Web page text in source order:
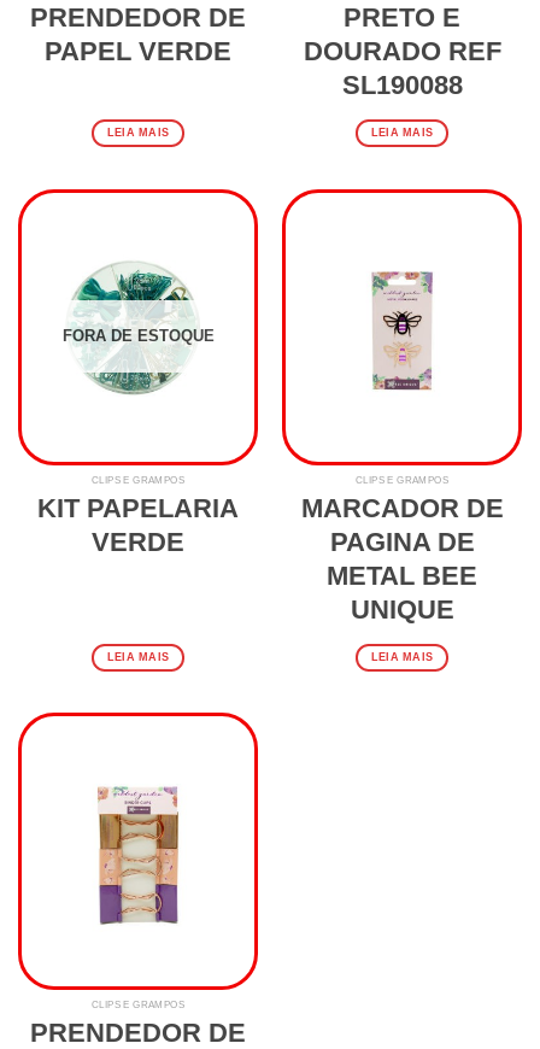
PRENDEDOR DE
PAPEL VERDE
LEIA MAIS
PRETO E
DOURADO REF
SL190088
LEIA MAIS
FORA DE ESTOQUE
CLIPS E GRAMPOS
KIT PAPELARIA
VERDE
LEIA MAIS
CLIPS E GRAMPOS
MARCADOR DE
PAGINA DE
METAL BEE
UNIQUE
LEIA MAIS
CLIPS E GRAMPOS
PRENDEDOR DE